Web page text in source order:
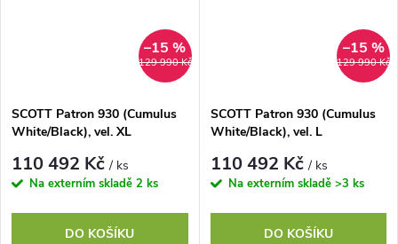
129 990 Kč
–15 %
SCOTT Patron 930 (Cumulus
White/Black), vel. XL
110 492 Kč/ ks
Na externím skladě 2 ks
DO KOŠÍKU
129 990 Kč
–15 %
SCOTT Patron 930 (Cumulus
White/Black), vel. L
110 492 Kč/ ks
Na externím skladě >3 ks
DO KOŠÍKU